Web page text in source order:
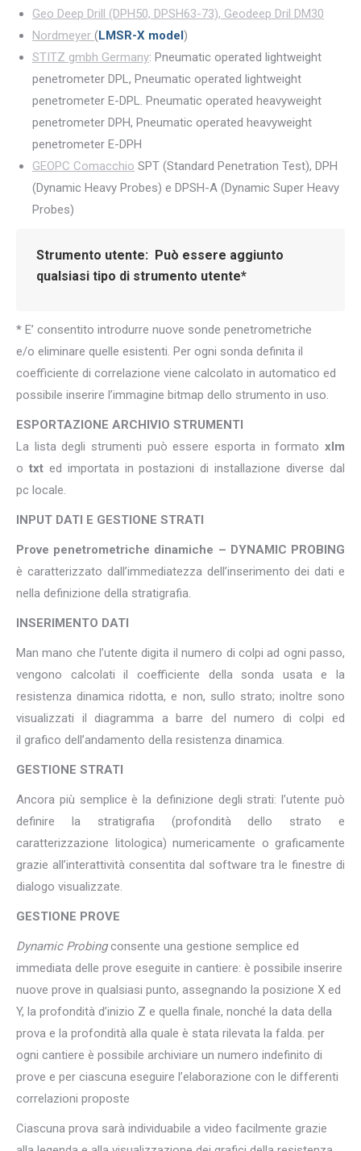
Geo Deep Drill (DPH50, DPSH63-73), Geodeep Dril DM30
Nordmeyer (LMSR-X model)
STITZ gmbh Germany: Pneumatic operated lightweight
penetrometer DPL, Pneumatic operated lightweight
penetrometer E-DPL. Pneumatic operated heavyweight
penetrometer DPH, Pneumatic operated heavyweight
penetrometer E-DPH
GEOPC Comacchio SPT (Standard Penetration Test), DPH
(Dynamic Heavy Probes) e DPSH-A (Dynamic Super Heavy
Probes)
Strumento utente: Può essere aggiunto
qualsiasi tipo di strumento utente*
* E’ consentito introdurre nuove sonde penetrometriche
e/o eliminare quelle esistenti. Per ogni sonda definita il
coefficiente di correlazione viene calcolato in automatico ed
possibile inserire l’immagine bitmap dello strumento in uso.
ESPORTAZIONE ARCHIVIO STRUMENTI
La lista degli strumenti può essere esporta in formato xlm
o txted importata in postazioni di installazione diverse dal
pc locale.
INPUT DATI E GESTIONE STRATI
Prove penetrometriche dinamiche – DYNAMIC PROBING
è caratterizzato dall’immediatezza dell’inserimento dei dati e
nella definizione della stratigrafia.
INSERIMENTO DATI
Man mano che l’utente digita il numero di colpi ad ogni passo,
vengono calcolati il coefficiente della sonda usata e la
resistenza dinamica ridotta, e non, sullo strato; inoltre sono
visualizzati il diagramma a barre del numero di colpi ed
il grafico dell’andamento della resistenza dinamica.
GESTIONE STRATI
Ancora più semplice è la definizione degli strati: l’utente può
definire la stratigrafia (profondità dello strato e
caratterizzazione litologica) numericamente o graficamente
grazie all’interattività consentita dal software tra le finestre di
dialogo visualizzate.
GESTIONE PROVE
Dynamic Probingconsente una gestione semplice ed
immediata delle prove eseguite in cantiere: è possibile inserire
nuove prove in qualsiasi punto, assegnando la posizione X ed
Y, la profondità d’inizio Z e quella finale, nonché la data della
prova e la profondità alla quale è stata rilevata la falda. per
ogni cantiere è possibile archiviare un numero indefinito di
prove e per ciascuna eseguire l’elaborazione con le differenti
correlazioni proposte
Ciascuna prova sarà individuabile a video facilmente grazie